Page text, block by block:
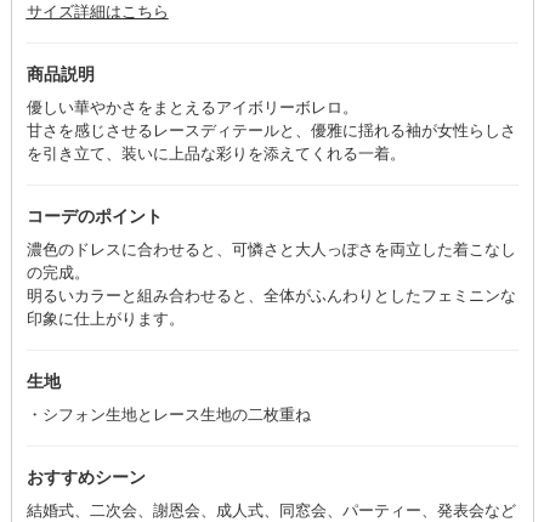
サイズ詳細はこちら
商品説明
優しい華やかさをまとえるアイボリーボレロ。
甘さを感じさせるレースディテールと、優雅に揺れる袖が女性らしさ
を引き立て、装いに上品な彩りを添えてくれる一着。
コーデのポイント
濃色のドレスに合わせると、可憐さと大人っぽさを両立した着こなし
の完成。
明るいカラーと組み合わせると、全体がふんわりとしたフェミニンな
印象に仕上がります。
生地
・シフォン生地とレース生地の二枚重ね
おすすめシーン
結婚式、二次会、謝恩会、成人式、同窓会、パーティー、発表会など